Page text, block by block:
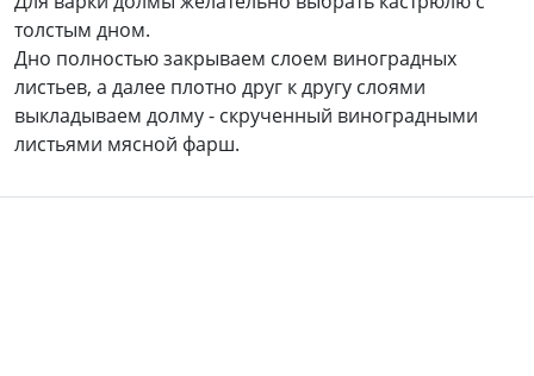
толстым дном.
Дно полностью закрываем слоем виноградных
листьев, а далее плотно друг к другу слоями
выкладываем долму - скрученный виноградными
листьями мясной фарш.